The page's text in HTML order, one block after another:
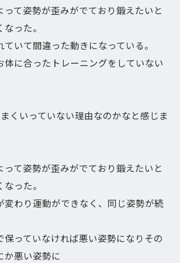
って姿勢が歪みがでており鍛えたいと
った。
ていて間違った動きになっている。
体に合ったトレーニングをしていない
くいっていない理由なのかなと感じま
って姿勢が歪みがでており鍛えたいと
った。
わり運動ができなく、同じ姿勢が続
保っていなければ悪い姿勢になりその
か悪い姿勢に